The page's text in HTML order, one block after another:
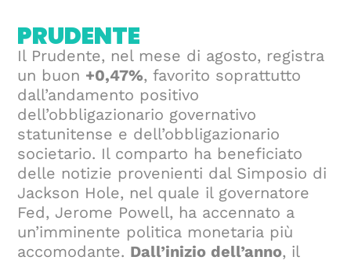
PRUDENTE
Il Prudente, nel mese di agosto, registra
un buon +0,47%, favorito soprattutto
dall’andamento positivo
dell’obbligazionario governativo
statunitense e dell’obbligazionario
societario. Il comparto ha beneficiato
delle notizie provenienti dal Simposio di
Jackson Hole, nel quale il governatore
Fed, Jerome Powell, ha accennato a
un’imminente politica monetaria più
accomodante. Dall’inizio dell’anno, il